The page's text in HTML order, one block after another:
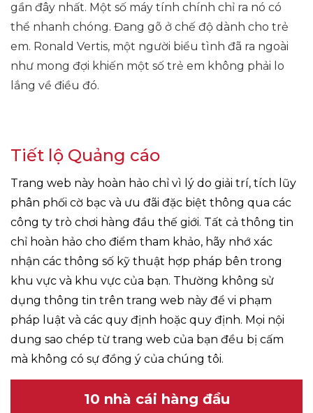
gần đây nhất. Một số máy tính chính chỉ ra nó có
thể nhanh chóng. Đang gõ ở chế độ dành cho trẻ
em. Ronald Vertis, một người biểu tình đã ra ngoài
như mong đợi khiến một số trẻ em không phải lo
lắng về điều đó.
Tiết lộ Quảng cáo
Trang web này hoàn hảo chỉ vì lý do giải trí, tích lũy
phân phối cờ bạc và ưu đãi đặc biệt thông qua các
công ty trò chơi hàng đầu thế giới. Tất cả thông tin
chỉ hoàn hảo cho điểm tham khảo, hãy nhớ xác
nhận các thông số kỹ thuật hợp pháp bên trong
khu vực và khu vực của bạn. Thường không sử
dụng thông tin trên trang web này để vi phạm
pháp luật và các quy định hoặc quy định. Mọi nội
dung sao chép từ trang web của bạn đều bị cấm
mà không có sự đồng ý của chúng tôi.
10 nhà cái hàng đầu